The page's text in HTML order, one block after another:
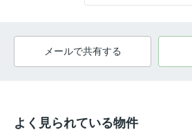
メールで共有する
よく見られている物件